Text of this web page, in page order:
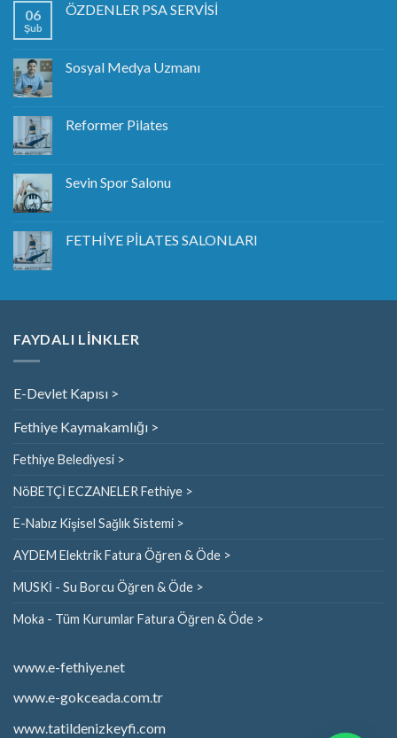
06
Şub
ÖZDENLER PSA SERVİSİ
Sosyal Medya Uzmanı
Reformer Pilates
Sevin Spor Salonu
FETHİYE PİLATES SALONLARI
FAYDALI LİNKLER
E-Devlet Kapısı >
Fethiye Kaymakamlığı >
Fethiye Belediyesi >
NöBETÇİ ECZANELER Fethiye >
E-Nabız Kişisel Sağlık Sistemi >
AYDEM Elektrik Fatura Öğren & Öde >
MUSKİ - Su Borcu Öğren & Öde >
Moka - Tüm Kurumlar Fatura Öğren & Öde >
www.e-fethiye.net
www.e-gokceada.com.tr
www.tatildenizkeyfi.com